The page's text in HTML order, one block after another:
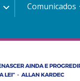
Comunicados